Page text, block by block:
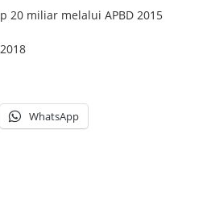
20 miliar melalui APBD 2015
WhatsApp